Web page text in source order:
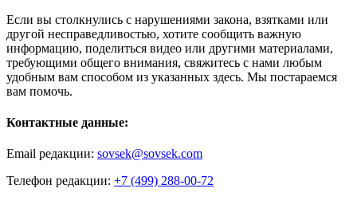
Если вы столкнулись с нарушениями закона, взятками или
другой несправедливостью, хотите сообщить важную
информацию, поделиться видео или другими материалами,
требующими общего внимания, свяжитесь с нами любым
удобным вам способом из указанных здесь. Мы постараемся
вам помочь.
Контактные данные:
Email редакции: sovsek@sovsek.com
Телефон редакции: +7 (499) 288-00-72